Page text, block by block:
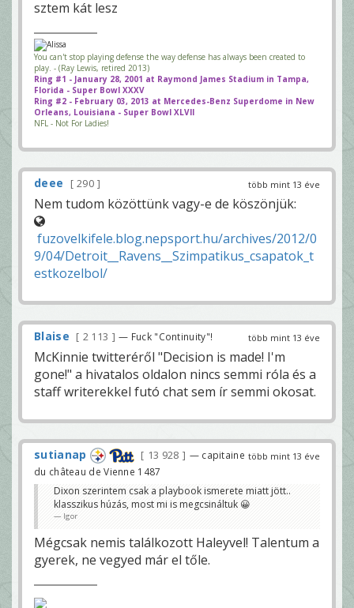
sztem kát lesz
You can't stop playing defense the way defense has always been created to
play. - (Ray Lewis, retired 2013)
Ring #1 - January 28, 2001 at Raymond James Stadium in Tampa,
Florida - Super Bowl XXXV
Ring #2 - February 03, 2013 at Mercedes-Benz Superdome in New
Orleans, Louisiana - Super Bowl XLVII
NFL - Not For Ladies!
több mint 13 éve
deee 290
Nem tudom közöttünk vagy-e de köszönjük:
fuzovelkifele.blog.nepsport.hu/archives/2012/0
9/04/Detroit__Ravens__Szimpatikus_csapatok_t
estkozelbol/
több mint 13 éve
Blaise 2 113 — Fuck "Continuity"!
McKinnie twitteréről "Decision is made! I'm
gone!" a hivatalos oldalon nincs semmi róla és a
staff writerekkel futó chat sem ír semmi okosat.
több mint 13 éve
sutianap 13 928
— capitaine
du château de Vienne 1487
Dixon szerintem csak a playbook ismerete miatt jött..
klasszikus húzás, most mi is megcsináltuk 😀
Igor
Mégcsak nemis találkozott Haleyvel! Talentum a
gyerek, ne vegyed már el tőle.